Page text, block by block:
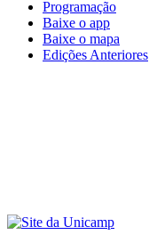
Programação
Baixe o app
Baixe o mapa
Edições Anteriores